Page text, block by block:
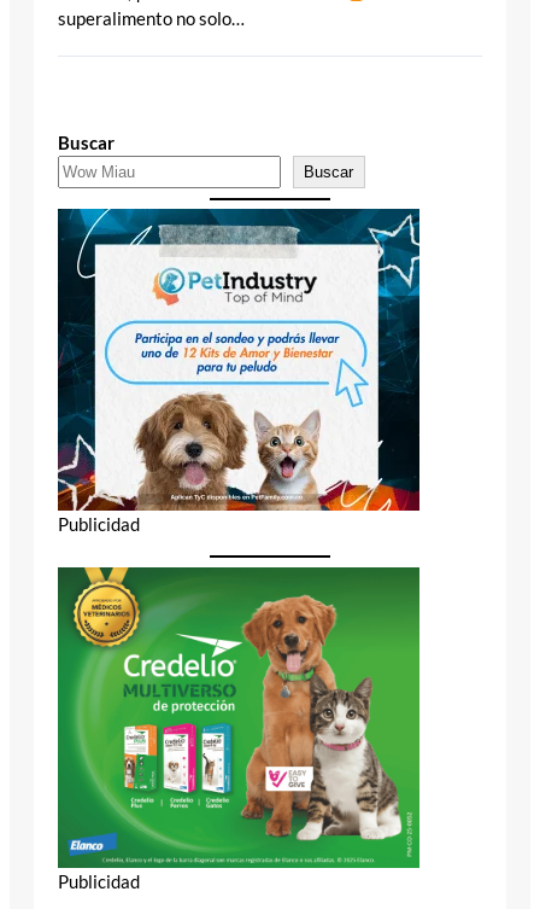
superalimento no solo…
Buscar
Buscar
Publicidad
Publicidad